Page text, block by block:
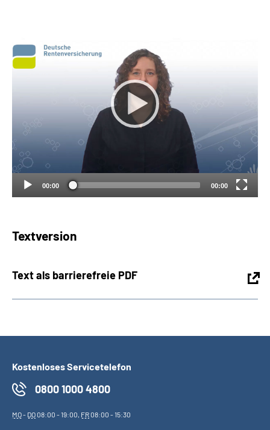
Online-Services
Language
Inhalte in Gebärdensprache (DGS)
Leichte Sprache
00:00 00:00
Textversion
Text als barrierefreie PDF
Kostenloses Servicetelefon
0800 1000 4800
MO- DO08:00 - 19:00, FR08:00 - 15:30